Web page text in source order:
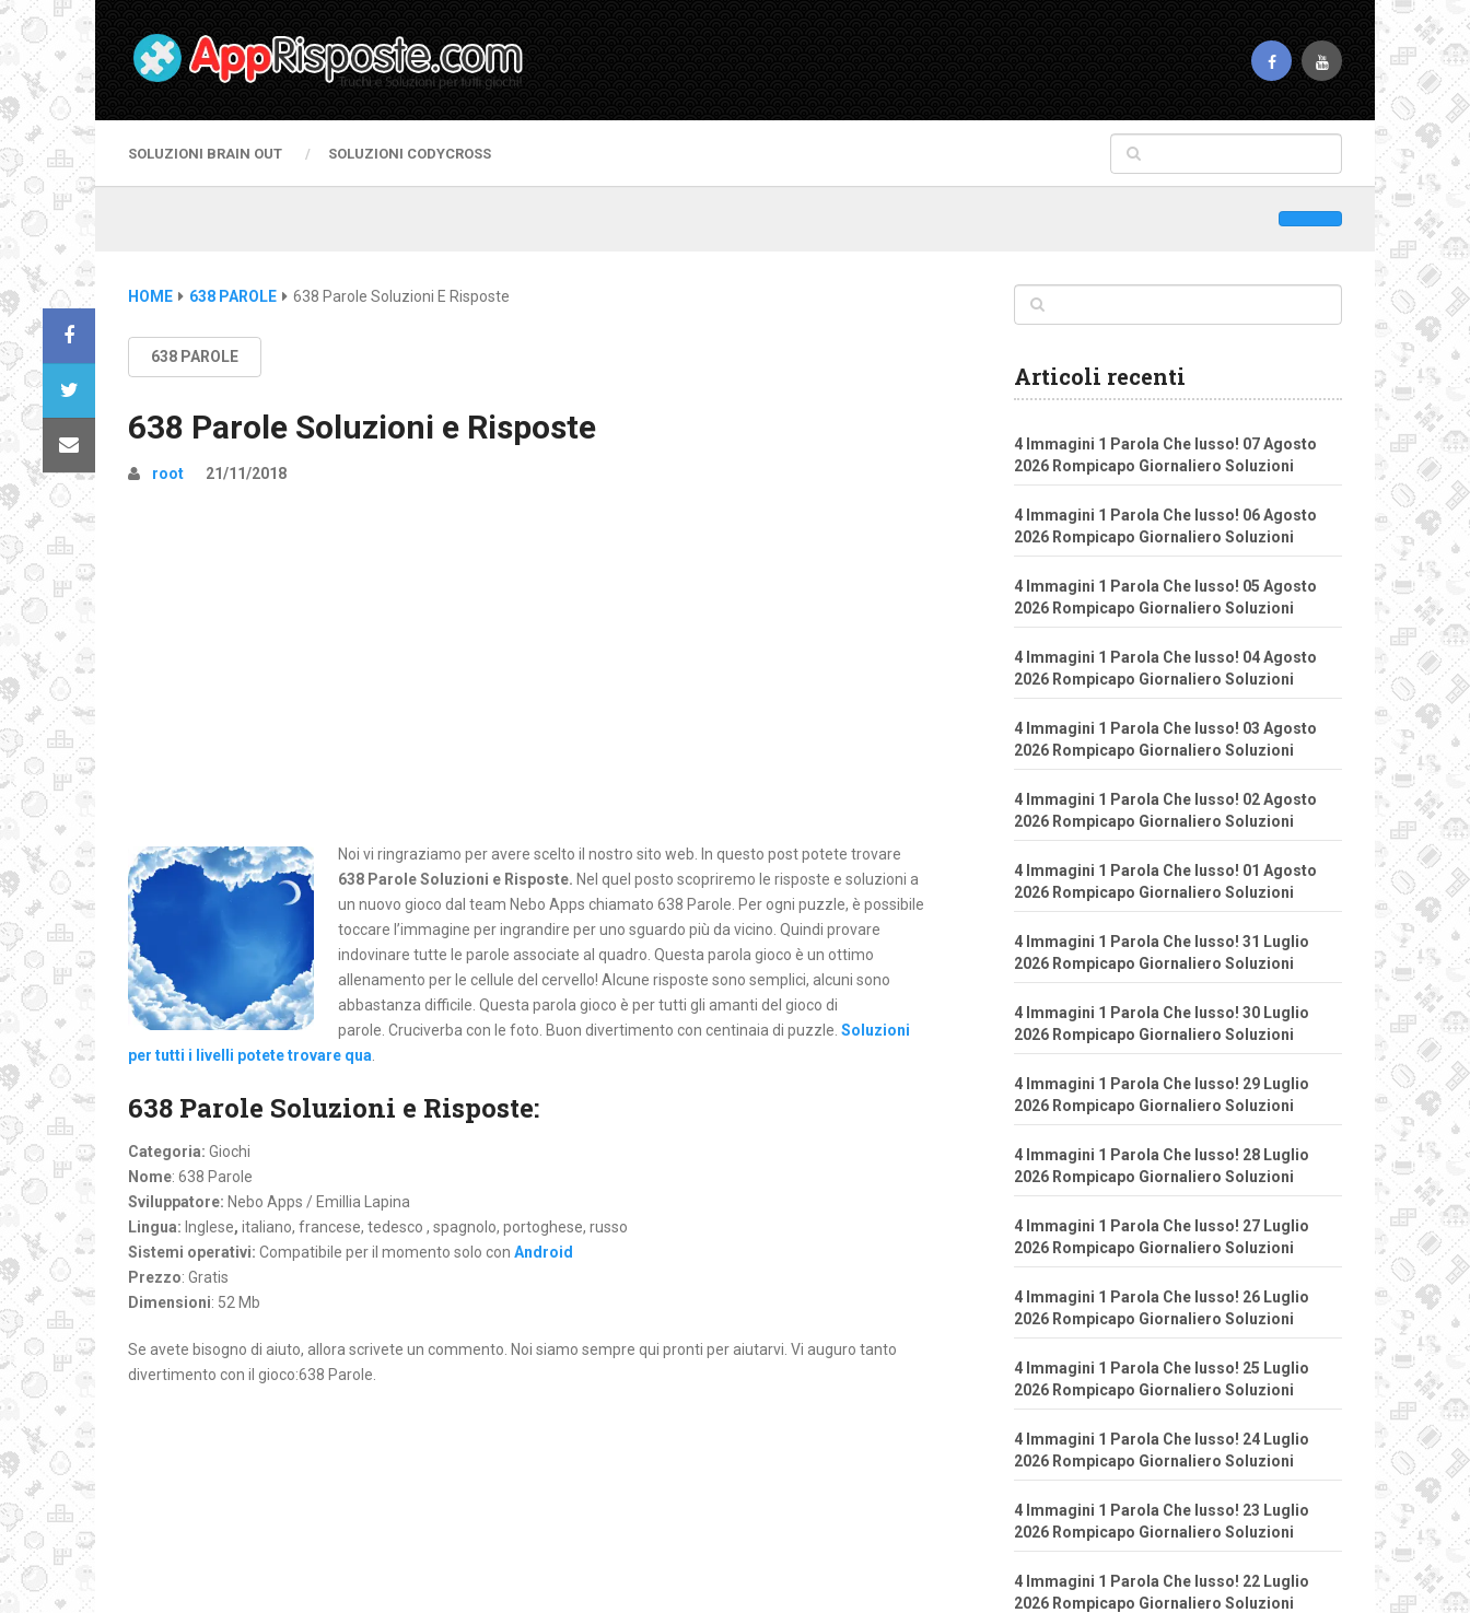
SOLUZIONI BRAIN OUT SOLUZIONI CODYCROSS
HOME 638 PAROLE 638 Parole Soluzioni E Risposte
638 PAROLE
638 Parole Soluzioni e Risposte
root 21/11/2018
Noi vi ringraziamo per avere scelto il nostro sito web. In questo post potete trovare
638 Parole Soluzioni e Risposte. Nel quel posto scopriremo le risposte e soluzioni a
un nuovo gioco dal team Nebo Apps chiamato 638 Parole. Per ogni puzzle, è possibile
toccare l’immagine per ingrandire per uno sguardo più da vicino. Quindi provare
indovinare tutte le parole associate al quadro. Questa parola gioco è un ottimo
allenamento per le cellule del cervello! Alcune risposte sono semplici, alcuni sono
abbastanza difficile. Questa parola gioco è per tutti gli amanti del gioco di
parole. Cruciverba con le foto. Buon divertimento con centinaia di puzzle. Soluzioni
per tutti i livelli potete trovare qua
638 Parole Soluzioni e Risposte:
Categoria: Giochi
Nome: 638 Parole
Sviluppatore: Nebo Apps / Emillia Lapina
Lingua: Inglese, italiano, francese, tedesco , spagnolo, portoghese, russo
Sistemi operativi: Compatibile per il momento solo con Android
Prezzo: Gratis
Dimensioni: 52 Mb
Se avete bisogno di aiuto, allora scrivete un commento. Noi siamo sempre qui pronti per aiutarvi. Vi auguro tanto
divertimento con il gioco:638 Parole.
Articoli recenti
4 Immagini 1 Parola Che lusso! 07 Agosto
2026 Rompicapo Giornaliero Soluzioni
4 Immagini 1 Parola Che lusso! 06 Agosto
2026 Rompicapo Giornaliero Soluzioni
4 Immagini 1 Parola Che lusso! 05 Agosto
2026 Rompicapo Giornaliero Soluzioni
4 Immagini 1 Parola Che lusso! 04 Agosto
2026 Rompicapo Giornaliero Soluzioni
4 Immagini 1 Parola Che lusso! 03 Agosto
2026 Rompicapo Giornaliero Soluzioni
4 Immagini 1 Parola Che lusso! 02 Agosto
2026 Rompicapo Giornaliero Soluzioni
4 Immagini 1 Parola Che lusso! 01 Agosto
2026 Rompicapo Giornaliero Soluzioni
4 Immagini 1 Parola Che lusso! 31 Luglio
2026 Rompicapo Giornaliero Soluzioni
4 Immagini 1 Parola Che lusso! 30 Luglio
2026 Rompicapo Giornaliero Soluzioni
4 Immagini 1 Parola Che lusso! 29 Luglio
2026 Rompicapo Giornaliero Soluzioni
4 Immagini 1 Parola Che lusso! 28 Luglio
2026 Rompicapo Giornaliero Soluzioni
4 Immagini 1 Parola Che lusso! 27 Luglio
2026 Rompicapo Giornaliero Soluzioni
4 Immagini 1 Parola Che lusso! 26 Luglio
2026 Rompicapo Giornaliero Soluzioni
4 Immagini 1 Parola Che lusso! 25 Luglio
2026 Rompicapo Giornaliero Soluzioni
4 Immagini 1 Parola Che lusso! 24 Luglio
2026 Rompicapo Giornaliero Soluzioni
4 Immagini 1 Parola Che lusso! 23 Luglio
2026 Rompicapo Giornaliero Soluzioni
4 Immagini 1 Parola Che lusso! 22 Luglio
2026 Rompicapo Giornaliero Soluzioni